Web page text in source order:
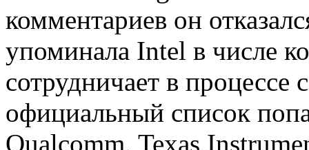
комментариев он
упоминала Intel в числе
сотрудничает в процессе
официальный список
Qualcomm, Texas